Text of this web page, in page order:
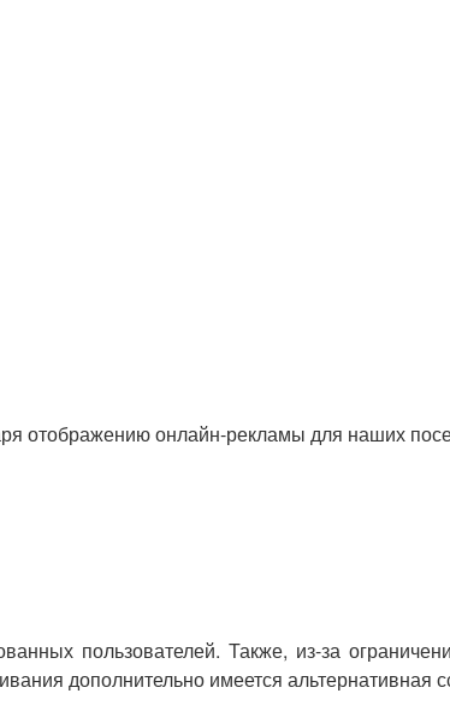
отображению онлайн-рекламы для наших
пользователей. Также, из-за
дополнительно имеется альтернативная